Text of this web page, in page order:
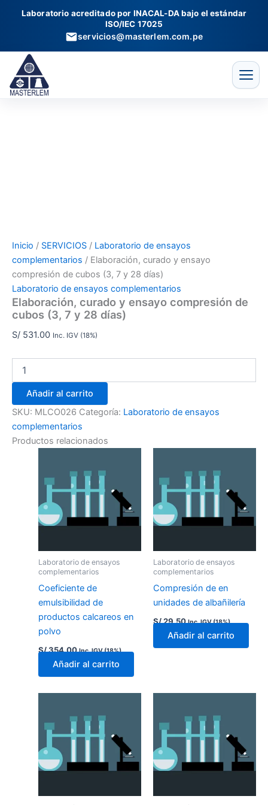
Laboratorio acreditado por INACAL-DA bajo el estándar
ISO/IEC 17025
servicios@masterlem.com.pe
Inicio / SERVICIOS / Laboratorio de ensayos
complementarios / Elaboración, curado y ensayo
compresión de cubos (3, 7 y 28 días)
Laboratorio de ensayos complementarios
Elaboración, curado y ensayo compresión de
cubos (3, 7 y 28 días)
S/ 531.00 Inc. IGV (18%)
curado
compresión
de
cubos
(3,
Añadir al carrito
SKU: MLCO026 Categoría: Laboratorio de ensayos
complementarios
Productos relacionados
Laboratorio de ensayos
complementarios
Coeficiente de
emulsibilidad de
productos calcareos en
polvo
S/354.00 Inc. IGV (18%)
Añadir al carrito
Laboratorio de ensayos
complementarios
Compresión de en
unidades de albañilería
S/29.50 Inc. IGV (18%)
Añadir al carrito